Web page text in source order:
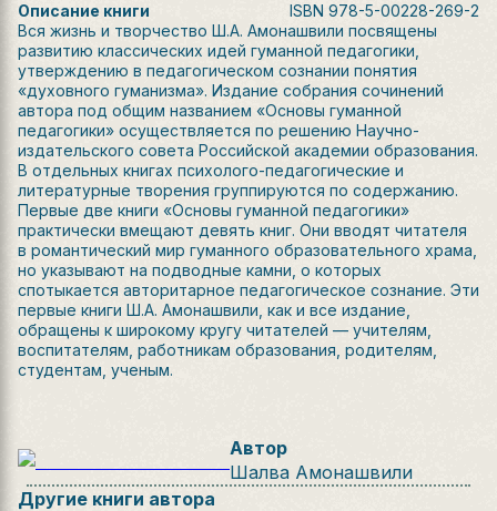
Описание книги ISBN 978-5-00228-269-2
Вся жизнь и творчество Ш.А. Амонашвили посвящены
развитию классических идей гуманной педагогики,
утверждению в педагогическом сознании понятия
«духовного гуманизма». Издание собрания сочинений
автора под общим названием «Основы гуманной
педагогики» осуществляется по решению Научно-
издательского совета Российской академии образования.
В отдельных книгах психолого-педагогические и
литературные творения группируются по содержанию.
Первые две книги «Основы гуманной педагогики»
практически вмещают девять книг. Они вводят читателя
в романтический мир гуманного образовательного храма,
но указывают на подводные камни, о которых
спотыкается авторитарное педагогическое сознание. Эти
первые книги Ш.А. Амонашвили, как и все издание,
обращены к широкому кругу читателей — учителям,
воспитателям, работникам образования, родителям,
студентам, ученым.
Автор
Шалва Амонашвили
Другие книги автора